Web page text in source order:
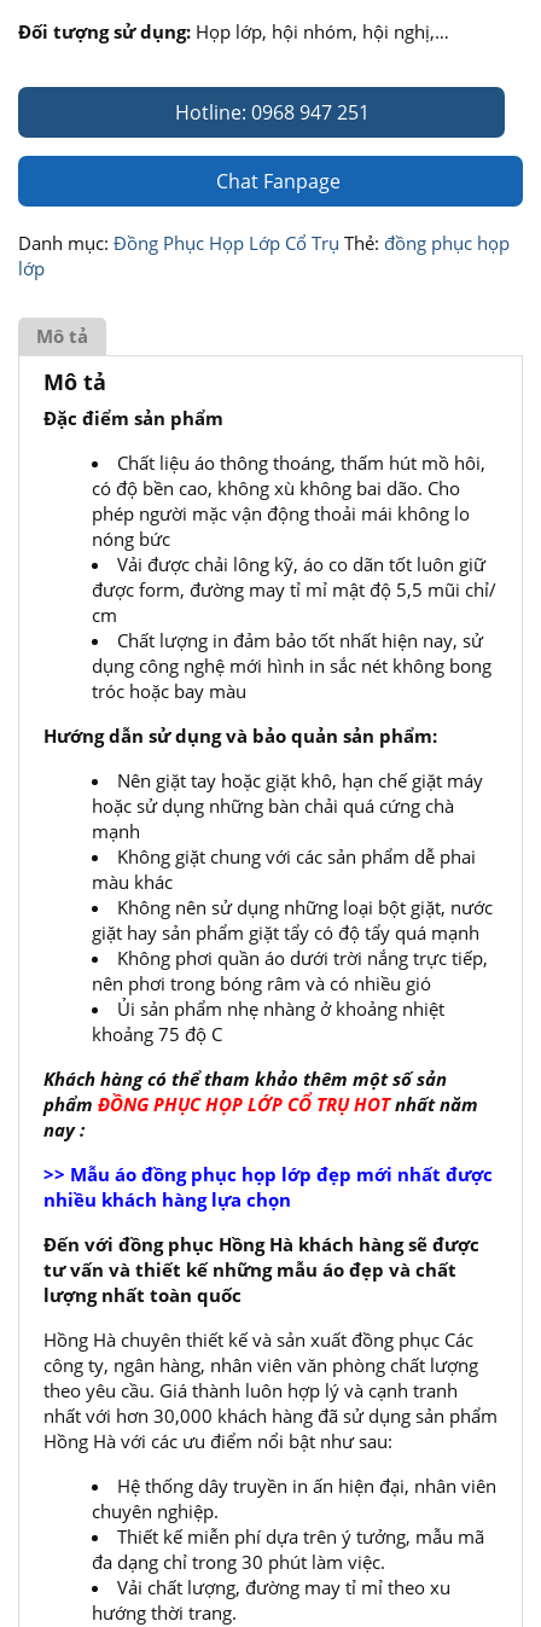
Đối tượng sử dụng: Họp lớp, hội nhóm, hội nghị,…
Hotline: 0968 947 251
Chat Fanpage
Danh mục: Đồng Phục Họp Lớp Cổ Trụ Thẻ: đồng phục họp
lớp
Mô tả
Mô tả
Đặc điểm sản phẩm
Chất liệu áo thông thoáng, thấm hút mồ hôi,
có độ bền cao, không xù không bai dão. Cho
phép người mặc vận động thoải mái không lo
nóng bức
Vải được chải lông kỹ, áo co dãn tốt luôn giữ
được form, đường may tỉ mỉ mật độ 5,5 mũi chỉ/
cm
Chất lượng in đảm bảo tốt nhất hiện nay, sử
dụng công nghệ mới hình in sắc nét không bong
tróc hoặc bay màu
Hướng dẫn sử dụng và bảo quản sản phẩm:
Nên giặt tay hoặc giặt khô, hạn chế giặt máy
hoặc sử dụng những bàn chải quá cứng chà
mạnh
Không giặt chung với các sản phẩm dễ phai
màu khác
Không nên sử dụng những loại bột giặt, nước
giặt hay sản phẩm giặt tẩy có độ tẩy quá mạnh
Không phơi quần áo dưới trời nắng trực tiếp,
nên phơi trong bóng râm và có nhiều gió
Ủi sản phẩm nhẹ nhàng ở khoảng nhiệt
khoảng 75 độ C
Khách hàng có thể tham khảo thêm một số sản
phẩm ĐỒNG PHỤC HỌP LỚP CỔ TRỤ HOTnhất năm
nay :
>> Mẫu áo đồng phục họp lớp đẹp mới nhất được
nhiều khách hàng lựa chọn
Đến với đồng phục Hồng Hà khách hàng sẽ được
tư vấn và thiết kế những mẫu áo đẹp và chất
lượng nhất toàn quốc
Hồng Hà chuyên thiết kế và sản xuất đồng phục Các
công ty, ngân hàng, nhân viên văn phòng chất lượng
theo yêu cầu. Giá thành luôn hợp lý và cạnh tranh
nhất với hơn 30,000 khách hàng đã sử dụng sản phẩm
Hồng Hà với các ưu điểm nổi bật như sau:
Hệ thống dây truyền in ấn hiện đại, nhân viên
chuyên nghiệp.
Thiết kế miễn phí dựa trên ý tưởng, mẫu mã
đa dạng chỉ trong 30 phút làm việc.
Vải chất lượng, đường may tỉ mỉ theo xu
hướng thời trang.